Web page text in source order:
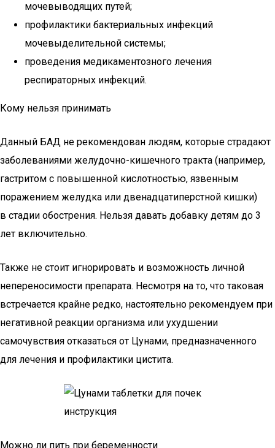
мочевыводящих путей;
профилактики бактериальных инфекций
мочевыделительной системы;
проведения медикаментозного лечения
респираторных инфекций.
Кому нельзя принимать
Данный БАД не рекомендован людям, которые страдают
заболеваниями желудочно-кишечного тракта (например,
гастритом с повышенной кислотностью, язвенным
поражением желудка или двенадцатиперстной кишки)
в стадии обострения. Нельзя давать добавку детям до 3
лет включительно.
Также не стоит игнорировать и возможность личной
непереносимости препарата. Несмотря на то, что таковая
встречается крайне редко, настоятельно рекомендуем при
негативной реакции организма или ухудшении
самочувствия отказаться от Цунами, предназначенного
для лечения и профилактики цистита.
Можно ли пить при беременности